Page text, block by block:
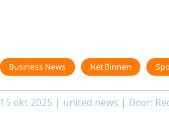
Business News Net Binnen
15 okt 2025 | united news | Door: